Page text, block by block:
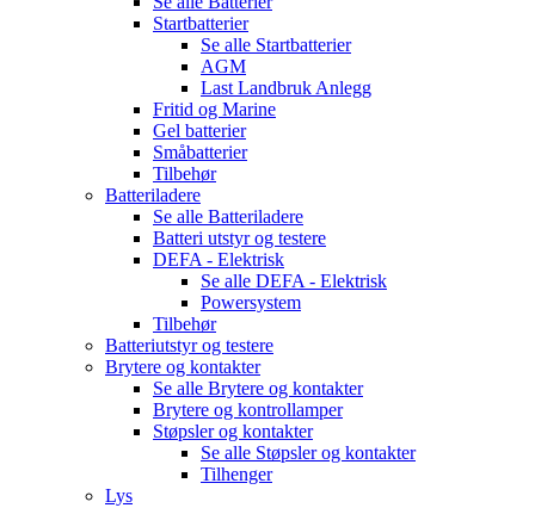
Startbatterier
Se alle Startbatterier
AGM
Last Landbruk Anlegg
Fritid og Marine
Gel batterier
Småbatterier
Tilbehør
Batteriladere
Se alle Batteriladere
Batteri utstyr og testere
DEFA - Elektrisk
Se alle DEFA - Elektrisk
Powersystem
Tilbehør
Batteriutstyr og testere
Brytere og kontakter
Se alle Brytere og kontakter
Brytere og kontrollamper
Støpsler og kontakter
Se alle Støpsler og kontakter
Tilhenger
Lys